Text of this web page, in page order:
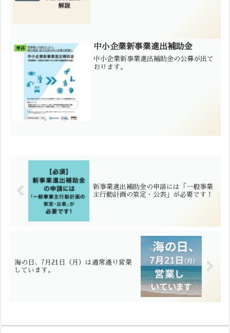
業務 中小企業新事業進出補助金
中小企業新事業進出補助金の公募が出て
おります。
新事業進出補助金の申請には「一般事業
主行動計画の策定・公表」が必要です！
海の日、7月21日（月）は通常通り営業
しています。